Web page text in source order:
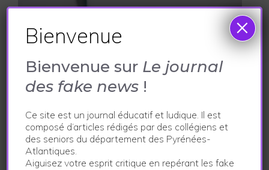
En Route Pour La 2° Edition !
14 décembre 2023
Bienvenue
Bienvenue sur Le journal
des fake news !
Ce site est un journal éducatif et ludique. Il est
composé d’articles rédigés par des collégiens et
des seniors du département des Pyrénées-
Atlantiques.
Aiguisez votre esprit critique en repérant les fake
×